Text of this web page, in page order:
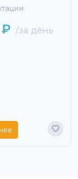
₽ /за день